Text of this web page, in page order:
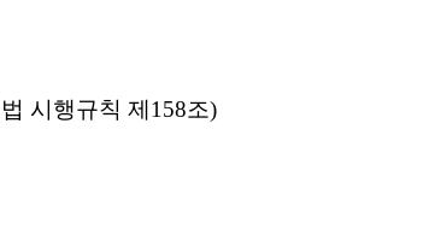
시행규칙 제 158조)